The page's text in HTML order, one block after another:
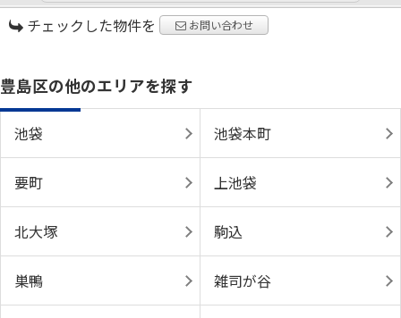
チェックした物件を
お問い合わせ
豊島区の他のエリアを探す
池袋 池袋本町
要町 上池袋
北大塚 駒込
巣鴨 雑司が谷